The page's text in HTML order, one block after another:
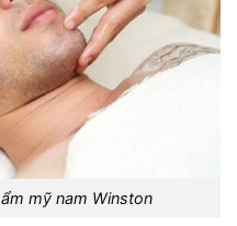
mỹ nam Winston